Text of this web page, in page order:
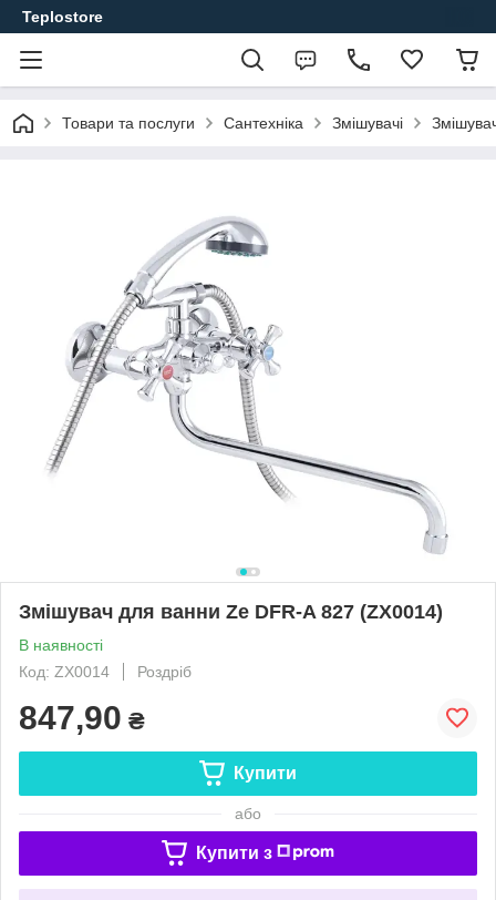
Teplostore
Товари та послуги Сантехніка Змішувачі
Змішувач для ванни Ze DFR-A 827 (ZX0014)
В наявності
Код: ZX0014
Роздріб
847,90 ₴
Купити
або
Купити з